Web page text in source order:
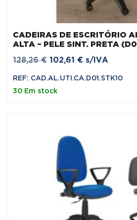
CADEIRAS DE ESCRITÓRIO
ALTA – PELE SINT. PRETA
128,26€ O
102,61 € O
s/IVA
REF: CAD.AL.UTI.CA.D01.STK10
30 Em stock